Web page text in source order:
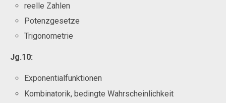
reelle Zahlen
Potenzgesetze
Trigonometrie
Jg.10:
Exponentialfunktionen
Kombinatorik, bedingte Wahrscheinlichkeit